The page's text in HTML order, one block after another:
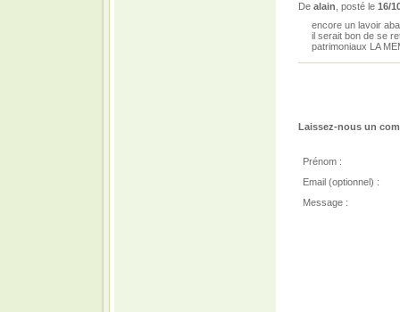
De alain , posté le 16/
encore un lavoir
il serait bon de se
patrimoniaux LA
Laissez-nous un
Prénom :
Email (optionnel) :
Message :